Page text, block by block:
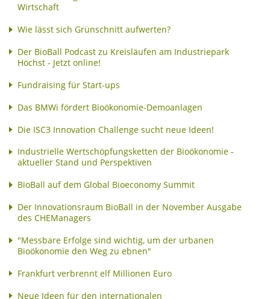
Wirtschaft
Wie lässt sich Grünschnitt aufwerten?
Der BioBall Podcast zu Kreisläufen am Industriepark
Höchst - Jetzt online!
Fundraising für Start-ups
Das BMWi fördert Bioökonomie-Demoanlagen
Die ISC3 Innovation Challenge sucht neue Ideen!
Industrielle Wertschöpfungsketten der Bioökonomie -
aktueller Stand und Perspektiven
BioBall auf dem Global Bioeconomy Summit
Der Innovationsraum BioBall in der November Ausgabe
des CHEManagers
"Messbare Erfolge sind wichtig, um der urbanen
Bioökonomie den Weg zu ebnen"
Frankfurt verbrennt elf Millionen Euro
Neue Ideen für den internationalen